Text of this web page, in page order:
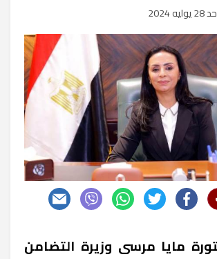
مايا مرسى وزيرة التضامن